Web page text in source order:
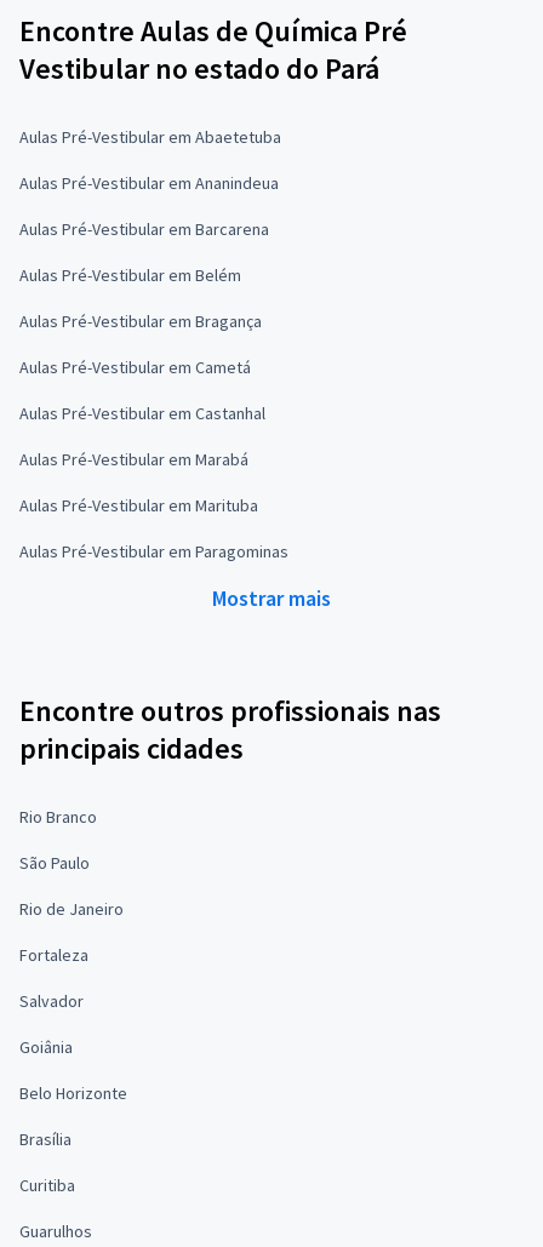
Encontre Aulas de Química Pré
Vestibular no estado do Pará
Aulas Pré-Vestibular em Abaetetuba
Aulas Pré-Vestibular em Ananindeua
Aulas Pré-Vestibular em Barcarena
Aulas Pré-Vestibular em Belém
Aulas Pré-Vestibular em Bragança
Aulas Pré-Vestibular em Cametá
Aulas Pré-Vestibular em Castanhal
Aulas Pré-Vestibular em Marabá
Aulas Pré-Vestibular em Marituba
Aulas Pré-Vestibular em Paragominas
Mostrar mais
Encontre outros profissionais nas
principais cidades
Rio Branco
São Paulo
Rio de Janeiro
Fortaleza
Salvador
Goiânia
Belo Horizonte
Brasília
Curitiba
Guarulhos